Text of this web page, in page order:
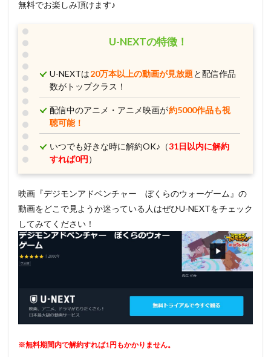
無料でお楽しみ頂けます♪
U-NEXTの特徴！
U-NEXTは20万本以上の動画が見放題 と配信作品
数がトップクラス！
配信中のアニメ・アニメ映画が約5000作品も視
聴可能！
いつでも好きな時に解約OK♪（31日以内に解約
すれば0円）
映画『デジモンアドベンチャー ぼくらのウォーゲーム』の
動画をどこで見ようか迷っている人はぜひU-NEXTをチェック
してみてください！
※無料期間内で解約すれば1円もかかりません。